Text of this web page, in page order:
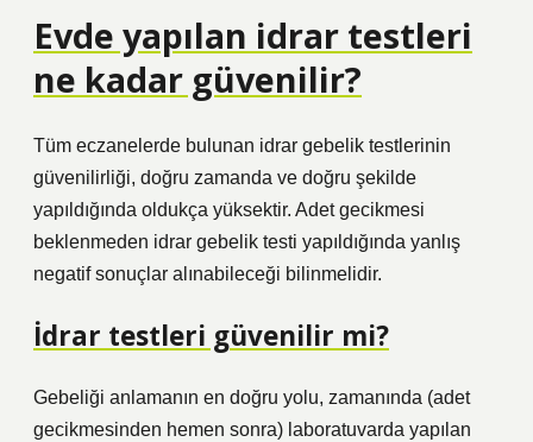
Evde yapılan idrar testleri
ne kadar güvenilir?
Tüm eczanelerde bulunan idrar gebelik testlerinin
güvenilirliği, doğru zamanda ve doğru şekilde
yapıldığında oldukça yüksektir. Adet gecikmesi
beklenmeden idrar gebelik testi yapıldığında yanlış
negatif sonuçlar alınabileceği bilinmelidir.
İdrar testleri güvenilir mi?
Gebeliği anlamanın en doğru yolu, zamanında (adet
gecikmesinden hemen sonra) laboratuvarda yapılan